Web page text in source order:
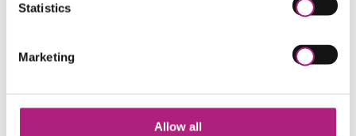
Statistics
Marketing
Allow all